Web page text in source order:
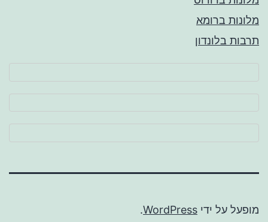
מלונות ברומא
תרבות בלונדון
מופעל על ידי WordPress
.